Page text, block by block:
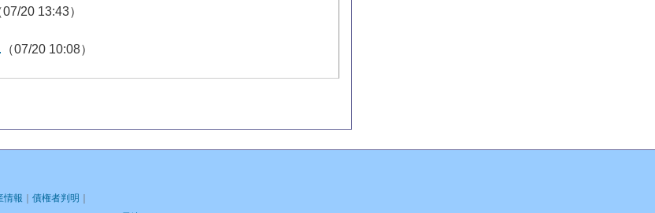
07/20 13:43）
（07/20 10:08）
情報 債権者判明